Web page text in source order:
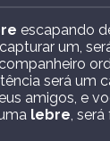
escapando
um,
será um
amigos, e
lebre ,